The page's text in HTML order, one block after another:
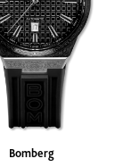
Bomberg